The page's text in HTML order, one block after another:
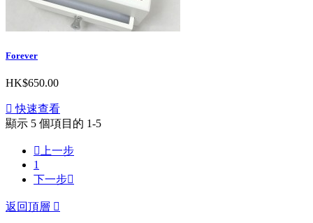
Forever
HK$650.00
 快速查看
顯示 5 個項目的 1-5
 上一步
1
下一步
返回頂層 